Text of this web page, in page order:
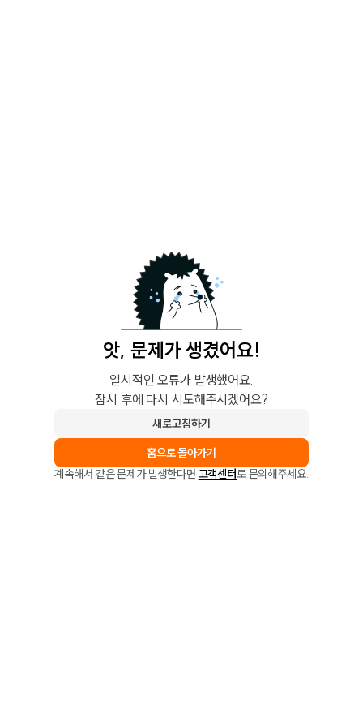
앗, 문제가 생겼어요!
일시적인 오류가 발생했어요.
잠시 후에 다시 시도해주시겠어요?
새로고침하기
홈으로 돌아가기
계속해서 같은 문제가 발생한다면 고객센터로 문의해주세요.